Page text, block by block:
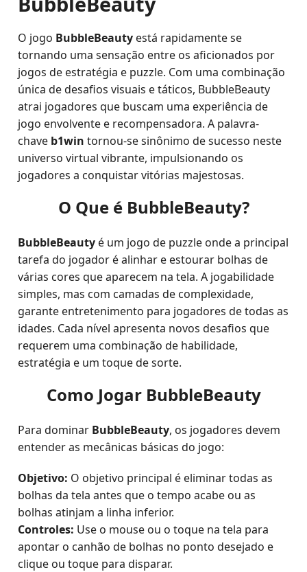
O jogo BubbleBeauty está rapidamente se
tornando uma sensação entre os aficionados por
jogos de estratégia e puzzle. Com uma combinação
única de desafios visuais e táticos, BubbleBeauty
atrai jogadores que buscam uma experiência de
jogo envolvente e recompensadora. A palavra-
chave b1win tornou-se sinônimo de sucesso neste
universo virtual vibrante, impulsionando os
jogadores a conquistar vitórias majestosas.
O Que é BubbleBeauty?
BubbleBeauty é um jogo de puzzle onde a principal
tarefa do jogador é alinhar e estourar bolhas de
várias cores que aparecem na tela. A jogabilidade
simples, mas com camadas de complexidade,
garante entretenimento para jogadores de todas as
idades. Cada nível apresenta novos desafios que
requerem uma combinação de habilidade,
estratégia e um toque de sorte.
Como Jogar BubbleBeauty
Para dominar BubbleBeauty, os jogadores devem
entender as mecânicas básicas do jogo:
Objetivo: O objetivo principal é eliminar todas as
bolhas da tela antes que o tempo acabe ou as
bolhas atinjam a linha inferior.
Controles: Use o mouse ou o toque na tela para
apontar o canhão de bolhas no ponto desejado e
clique ou toque para disparar.